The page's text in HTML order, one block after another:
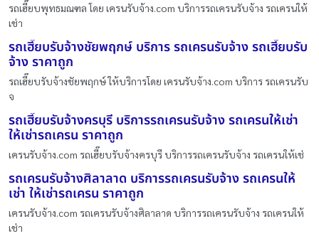
รถเฮี๊ยบพุทธมณฑล โดย เครนรับจ้าง.com บริการรถเครนรับจ้าง รถเครนให้
เช่า
รถเฮี๊ยบรับจ้างชัยพฤกษ์ บริการ รถเครนรับจ้าง รถเฮี๊ยบรับ
จ้าง ราคาถูก
รถเฮี๊ยบรับจ้างชัยพฤกษ์ ให้บริการโดย เครนรับจ้าง.com บริการ รถเครนรับ
จ
รถเฮี๊ยบรับจ้างครบุรี บริการรถเครนรับจ้าง รถเครนให้เช่า
ให้เช่ารถเครน ราคาถูก
เครนรับจ้าง.com รถเฮี๊ยบรับจ้างครบุรี บริการรถเครนรับจ้าง รถเครนให้เช่
รถเครนรับจ้างศิลาลาด บริการรถเครนรับจ้าง รถเครนให้
เช่า ให้เช่ารถเครน ราคาถูก
เครนรับจ้าง.com รถเครนรับจ้างศิลาลาด บริการรถเครนรับจ้าง รถเครนให้
เช่า